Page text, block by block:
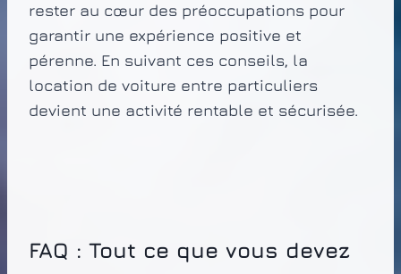
rester au cœur des préoccupations pour
garantir une expérience positive et
pérenne. En suivant ces conseils, la
location de voiture entre particuliers
devient une activité rentable et sécurisée.
FAQ : Tout ce que vous devez